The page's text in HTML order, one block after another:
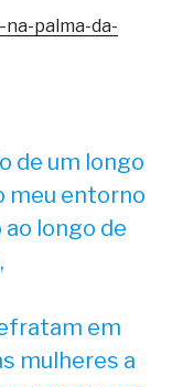
palma-da-
de um longo
meu entorno
longo de
em
mulheres a